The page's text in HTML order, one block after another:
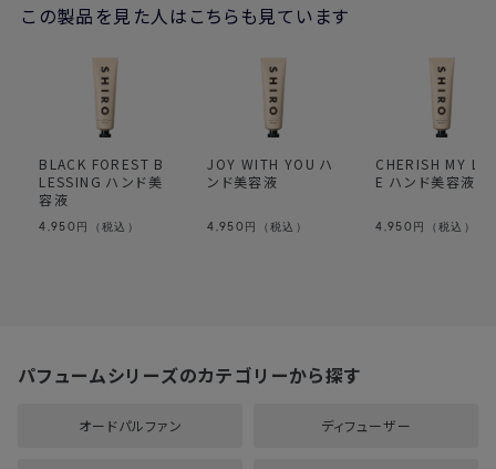
この製品を見た人はこちらも見ています
BLACK FOREST B
LESSING ハンド美
容液
4,950 円（税込）
JOY WITH YOU ハ
ンド美容液
4,950 円（税込）
CHERISH MY
E ハンド美容液
4,950 円（税込）
パフュームシリーズのカテゴリーから探す
オードパルファン ディフューザー